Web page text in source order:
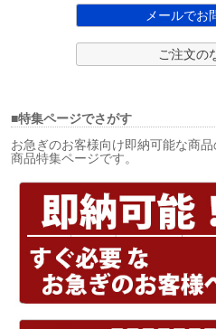
メールでお
ご注文の
■特集ページでさがす
お急ぎのお客様向け即納可能な商
商品特集ページです。